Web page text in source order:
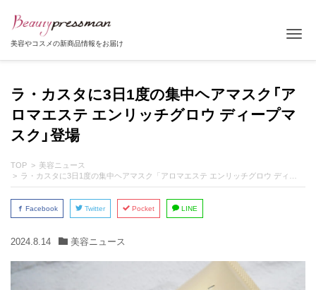
美容やコスメの新商品情報をお届け
ラ・カスタに3日1度の集中ヘアマスク「ア
ロマエステ エンリッチグロウ ディープマ
スク」登場
TOP
美容ニュース
ラ・カスタに3日1度の集中ヘアマスク「アロマエステ エンリッチグロウ ディープマスク」登場
Facebook Twitter Pocket LINE
2024.8.14 美容ニュース